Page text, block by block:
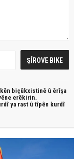
biçûkxistinê û êrîşa
erêkirin.
ya rast û tîpên kurdî